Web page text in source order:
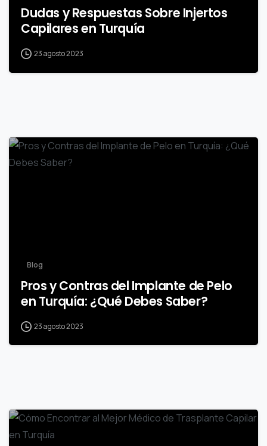
Dudas y Respuestas Sobre Injertos
Capilares en Turquía
23 agosto 2023
Blog
Pros y Contras del Implante de Pelo
en Turquía: ¿Qué Debes Saber?
23 agosto 2023